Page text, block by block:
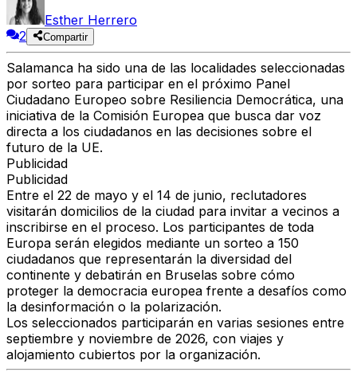
Esther Herrero
2
Compartir
Salamanca ha sido una de las localidades seleccionadas
por sorteo para participar en el próximo Panel
Ciudadano Europeo sobre Resiliencia Democrática, una
iniciativa de la Comisión Europea que busca dar voz
directa a los ciudadanos en las decisiones sobre el
futuro de la UE.
Publicidad
Publicidad
Entre el 22 de mayo y el 14 de junio, reclutadores
visitarán domicilios de la ciudad para invitar a vecinos a
inscribirse en el proceso. Los participantes de toda
Europa serán elegidos mediante un sorteo a 150
ciudadanos que representarán la diversidad del
continente y debatirán en Bruselas sobre cómo
proteger la democracia europea frente a desafíos como
la desinformación o la polarización.
Los seleccionados participarán en varias sesiones entre
septiembre y noviembre de 2026, con viajes y
alojamiento cubiertos por la organización.